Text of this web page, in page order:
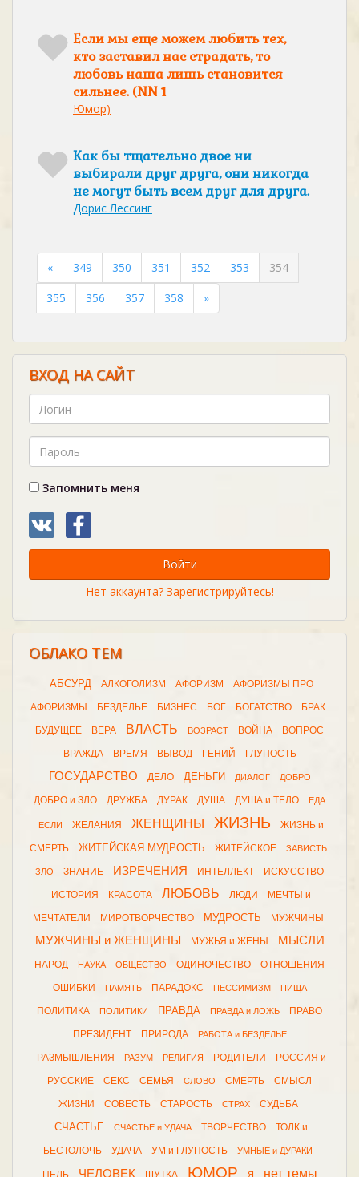
Если мы еще можем любить тех,
кто заставил нас страдать, то
любовь наша лишь становится
сильнее. (NN 1
Юмор)
Как бы тщательно двое ни
выбирали друг друга, они никогда
не могут быть всем друг для друга.
Дорис Лессинг
« 349 350 351 352 353
354
355
356 357 358 »
ВХОД НА САЙТ
Запомнить меня
Войти
Нет аккаунта? Зарегистрируйтесь!
ОБЛАКО ТЕМ
АБСУРД АЛКОГОЛИЗМ АФОРИЗМ АФОРИЗМЫ ПРО
АФОРИЗМЫ БЕЗДЕЛЬЕ БИЗНЕС БОГ БОГАТСТВО БРАК
БУДУЩЕЕ ВЕРА ВЛАСТЬ ВОЗРАСТ ВОЙНА ВОПРОС
ВРАЖДА ВРЕМЯ ВЫВОД ГЕНИЙ ГЛУПОСТЬ
ГОСУДАРСТВО ДЕЛО ДЕНЬГИ ДИАЛОГ ДОБРО
ДОБРО и ЗЛО ДРУЖБА ДУРАК ДУША ДУША и ТЕЛО ЕДА
ЕСЛИ ЖЕЛАНИЯ ЖЕНЩИНЫ ЖИЗНЬ ЖИЗНЬ и
СМЕРТЬ ЖИТЕЙСКАЯ МУДРОСТЬ ЖИТЕЙСКОЕ ЗАВИСТЬ
ЗЛО ЗНАНИЕ ИЗРЕЧЕНИЯ ИНТЕЛЛЕКТ ИСКУССТВО
ИСТОРИЯ КРАСОТА ЛЮБОВЬ ЛЮДИ МЕЧТЫ и
МЕЧТАТЕЛИ МИРОТВОРЧЕСТВО МУДРОСТЬ МУЖЧИНЫ
МУЖЧИНЫ и ЖЕНЩИНЫ МУЖЬЯ и ЖЕНЫ МЫСЛИ
НАРОД НАУКА ОБЩЕСТВО ОДИНОЧЕСТВО ОТНОШЕНИЯ
ОШИБКИ ПАМЯТЬ ПАРАДОКС ПЕССИМИЗМ ПИЩА
ПОЛИТИКА ПОЛИТИКИ ПРАВДА ПРАВДА и ЛОЖЬ ПРАВО
ПРЕЗИДЕНТ ПРИРОДА РАБОТА и БЕЗДЕЛЬЕ
РАЗМЫШЛЕНИЯ РАЗУМ РЕЛИГИЯ РОДИТЕЛИ РОССИЯ и
РУССКИЕ СЕКС СЕМЬЯ СЛОВО СМЕРТЬ СМЫСЛ
ЖИЗНИ СОВЕСТЬ СТАРОСТЬ СТРАХ СУДЬБА
СЧАСТЬЕ СЧАСТЬЕ и УДАЧА ТВОРЧЕСТВО ТОЛК и
БЕСТОЛОЧЬ УДАЧА УМ и ГЛУПОСТЬ УМНЫЕ и ДУРАКИ
ЦЕЛЬ ЧЕЛОВЕК ШУТКА ЮМОР Я нет темы